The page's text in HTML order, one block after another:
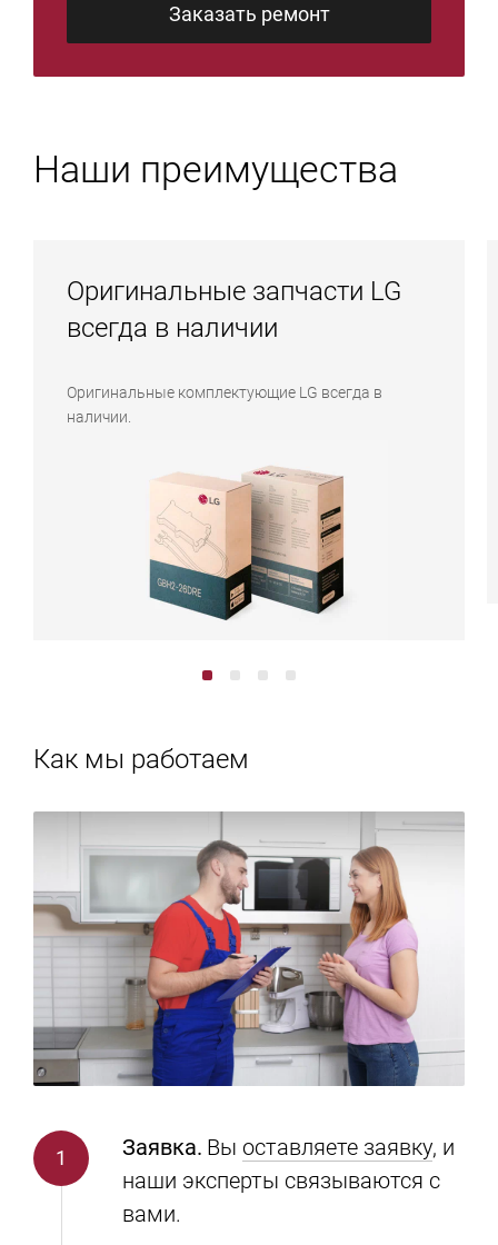
Заказать ремонт
Наши преимущества
Оригинальные запчасти LG
всегда в наличии
Оригинальные комплектующие LG всегда в
наличии.
Как мы работаем
Заявка. Вы оставляете заявку, и
наши эксперты связываются с
вами.